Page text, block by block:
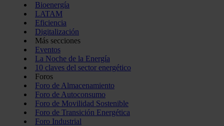
Bioenergía
LATAM
Eficiencia
Digitalización
Más secciones
Eventos
La Noche de la Energía
10 claves del sector energético
Foros
Foro de Almacenamiento
Foro de Autoconsumo
Foro de Movilidad Sostenible
Foro de Transición Energética
Foro Industrial